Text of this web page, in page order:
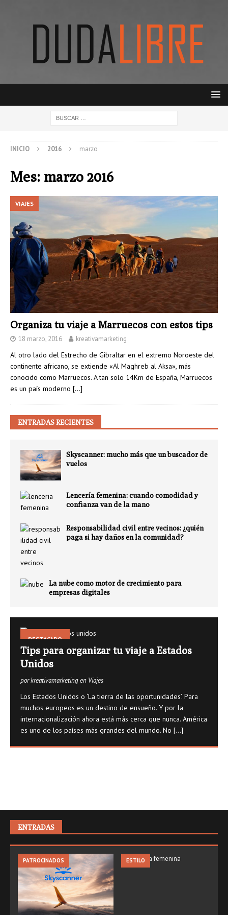
INICIO 2016 marzo
Mes: marzo 2016
VIAJES
Organiza tu viaje a Marruecos con estos tips
18 marzo, 2016 kreativamarketing
Al otro lado del Estrecho de Gibraltar en el extremo Noroeste del
continente africano, se extiende «Al Maghreb al Aksa», más
conocido como Marruecos. A tan solo 14Km de España, Marruecos
es un país moderno […]
ENTRADAS RECIENTES
Skyscanner: mucho más que un buscador de
vuelos
Lencería femenina: cuando comodidad y
confianza van de la mano
Responsabilidad civil entre vecinos: ¿quién
paga si hay daños en la comunidad?
La nube como motor de crecimiento para
empresas digitales
DESTACADO
Tips para organizar tu viaje a Estados
Unidos
por kreativamarketing en Viajes
Los Estados Unidos o ‘La tierra de las oportunidades’. Para
muchos europeos es un destino de ensueño. Y por la
internacionalización ahora está más cerca que nunca. América
es uno de los países más grandes del mundo. No [...]
ENTRADAS
PATROCINADOS ESTILO